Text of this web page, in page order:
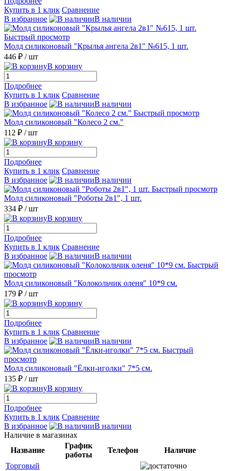
Купить в 1 клик Сравнение
В избранное
В наличии
Быстрый просмотр
Молд силиконовый "Крылья ангела 2в1" №615, 1 шт.
446 ₽ / шт
В корзину
Подробнее
Купить в 1 клик Сравнение
В избранное
В наличии
Быстрый просмотр
Молд силиконовый "Колесо 2 см."
112 ₽ / шт
В корзину
Подробнее
Купить в 1 клик Сравнение
В избранное
В наличии
Быстрый просмотр
Молд силиконовый "Роботы 2в1", 1 шт.
334 ₽ / шт
В корзину
Подробнее
Купить в 1 клик Сравнение
В избранное
В наличии
Быстрый
просмотр
Молд силиконовый "Колокольчик оленя" 10*9 см.
179 ₽ / шт
В корзину
Подробнее
Купить в 1 клик Сравнение
В избранное
В наличии
Быстрый
просмотр
Молд силиконовый "Ёлки-иголки" 7*5 см.
135 ₽ / шт
В корзину
Подробнее
Купить в 1 клик Сравнение
В избранное
В наличии
Наличие в магазинах
Название
График
работы
Телефон
Наличие
Торговый